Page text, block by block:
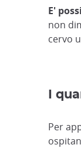
E'
non
cervo
I
Per